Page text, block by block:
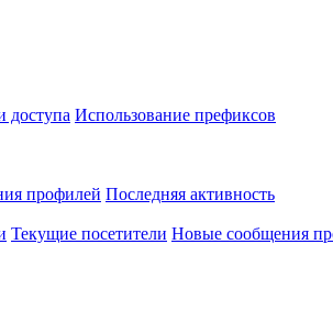
доступа Использование префиксов
профилей Последняя активность
Текущие посетители Новые сообщения